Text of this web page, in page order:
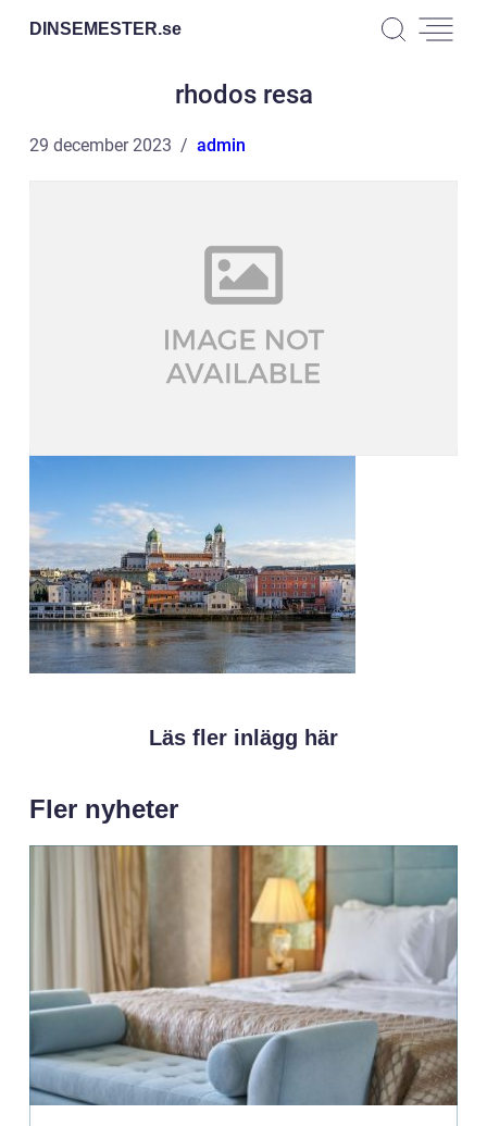
DINSEMESTER.se
rhodos resa
29 december 2023 admin
Läs fler inlägg här
Fler nyheter